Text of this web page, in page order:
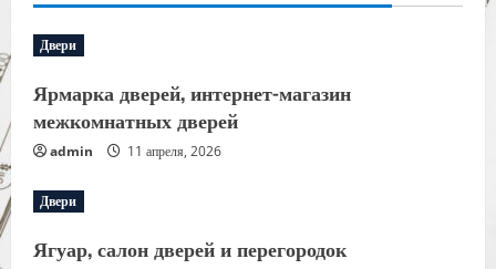
Двери
Ярмарка дверей, интернет-магазин
межкомнатных дверей
admin 11 апреля, 2026
Двери
Ягуар, салон дверей и перегородок